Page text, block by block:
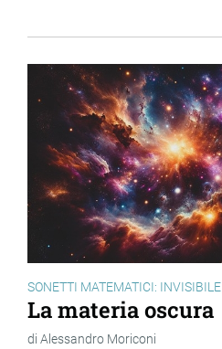
SONETTI MATEMATICI: INVISIBILE
La materia oscura
Alessandro Moriconi